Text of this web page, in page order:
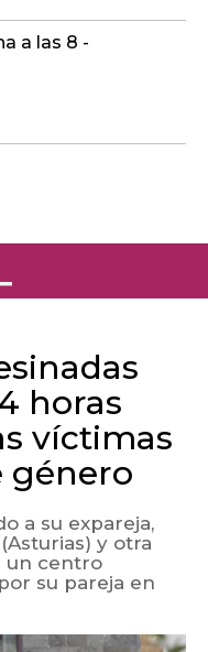
a las 8 -
horas
víctimas
género
a su expareja,
y otra
un centro
su pareja en